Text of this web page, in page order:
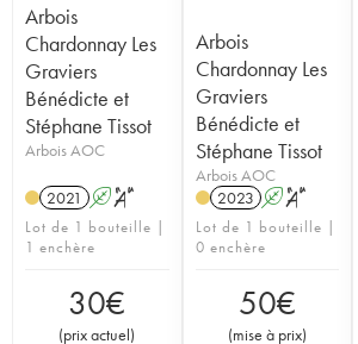
Arbois
Chardonnay Les
Graviers
Bénédicte et
Stéphane Tissot
Arbois AOC
2021 A S
Lot de 1 bouteille |
1 enchère
30€
(prix actuel)
Arbois
Chardonnay Les
Graviers
Bénédicte et
Stéphane Tissot
Arbois AOC
2023 A S
Lot de 1 bouteille |
0 enchère
50€
(mise à prix)